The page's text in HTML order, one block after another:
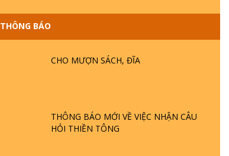
THÔNG BÁO
CHO MƯỢN SÁCH, ĐĨA
THÔNG BÁO MỚI VỀ VIỆC NHẬN CÂU
HỎI THIỀN TÔNG
GIẢI ĐÁP ĐẶC BIỆT P25 - SUỐT 49 NĂM
GIẢI ĐÁP ĐẶC BIỆT P24 - TÁNH PHẬT
ĐƯỢC HÌNH THÀNH NHƯ THẾ NÀO?